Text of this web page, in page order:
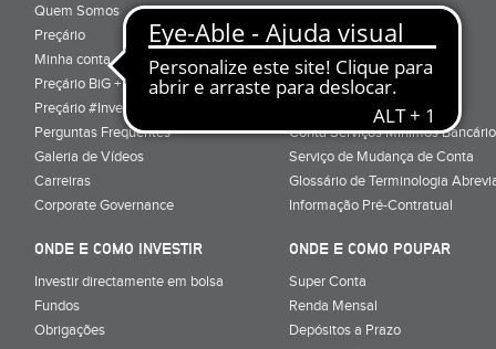
Quem Somos
Preçário
Minha conta
Preçário BiG +
Preçário #Investe_no_Futuro
Perguntas Frequentes
Galeria de Vídeos
Carreiras
Corporate Governance
Porquê ser cliente
Particulares
Júnior (sub-18)
Empresas
Conta Serviços Mínimos
Serviço de Mudança de Conta
Glossário de Terminologia
Informação Pré-Contratual
ONDE E COMO INVESTIR
Investir directamente em bolsa
Fundos
Obrigações
ONDE E COMO POUPAR
Super Conta
Renda Mensal
Depósitos a Prazo